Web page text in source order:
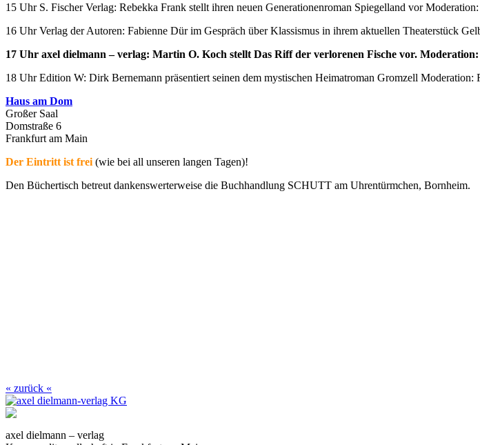
15 Uhr S. Fischer Verlag: Rebekka Frank stellt ihren neuen Generationenroman Spiegelland vor
16 Uhr Verlag der Autoren: Fabienne Dür im Gespräch über Klassismus in ihrem aktuellen Theaterstück
17 Uhr axel dielmann – verlag: Martin O. Koch stellt Das Riff der verlorenen Fische vor.
18 Uhr Edition W: Dirk Bernemann präsentiert seinen dem mystischen Heimatroman Gromzell Moderation:
Haus am Dom
Großer Saal
Domstraße 6
Frankfurt am Main
Der Eintritt ist frei (wie bei all unseren langen Tagen)!
Den Büchertisch betreut dankenswerterweise die Buchhandlung SCHUTT am Uhrentürmchen, Bornheim.
« zurück «
axel dielmann – verlag